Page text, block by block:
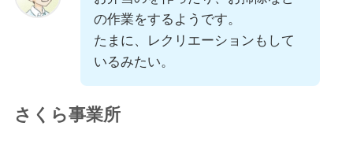
の作業をするようです。
たまに、レクリエーションもして
いるみたい。
さくら事業所